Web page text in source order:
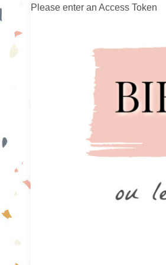
Please enter an Access Token